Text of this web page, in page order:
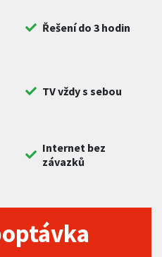
Řešení do 3 hodin
TV vždy s sebou
Internet bez
závazků